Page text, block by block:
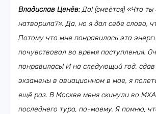
Владислав Ценёв:Да! (смеётся) «Что
натворила?». Да, но я дал себе слово,
Потому что мне понравилась эта
почувствовал во время поступления.
понравилась! И на следующий год,
экзамены в авиационном в мае, я
ещё раз. В Москве меня скинули во
последнего тура, по-моему. Я помню,